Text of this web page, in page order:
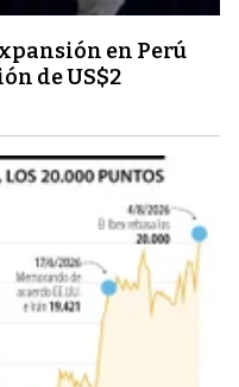
en Perú
de US$2